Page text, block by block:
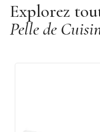
Explorez
Pelle de